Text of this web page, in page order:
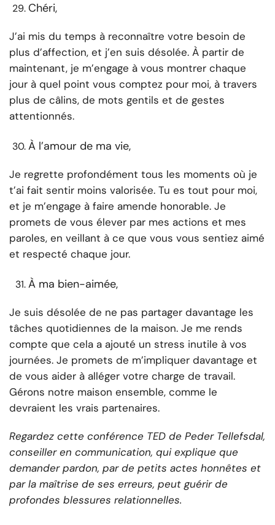
Chéri,
J’ai mis du temps à reconnaître votre besoin de
plus d’affection, et j’en suis désolée. À partir de
maintenant, je m’engage à vous montrer chaque
jour à quel point vous comptez pour moi, à travers
plus de câlins, de mots gentils et de gestes
attentionnés.
À l’amour de ma vie,
Je regrette profondément tous les moments où je
t’ai fait sentir moins valorisée. Tu es tout pour moi,
et je m’engage à faire amende honorable. Je
promets de vous élever par mes actions et mes
paroles, en veillant à ce que vous vous sentiez aimé
et respecté chaque jour.
À ma bien-aimée,
Je suis désolée de ne pas partager davantage les
tâches quotidiennes de la maison. Je me rends
compte que cela a ajouté un stress inutile à vos
journées. Je promets de m’impliquer davantage et
de vous aider à alléger votre charge de travail.
Gérons notre maison ensemble, comme le
devraient les vrais partenaires.
Regardez cette conférence TED de Peder Tellefsdal,
conseiller en communication, qui explique que
demander pardon, par de petits actes honnêtes et
par la maîtrise de ses erreurs, peut guérir de
profondes blessures relationnelles.